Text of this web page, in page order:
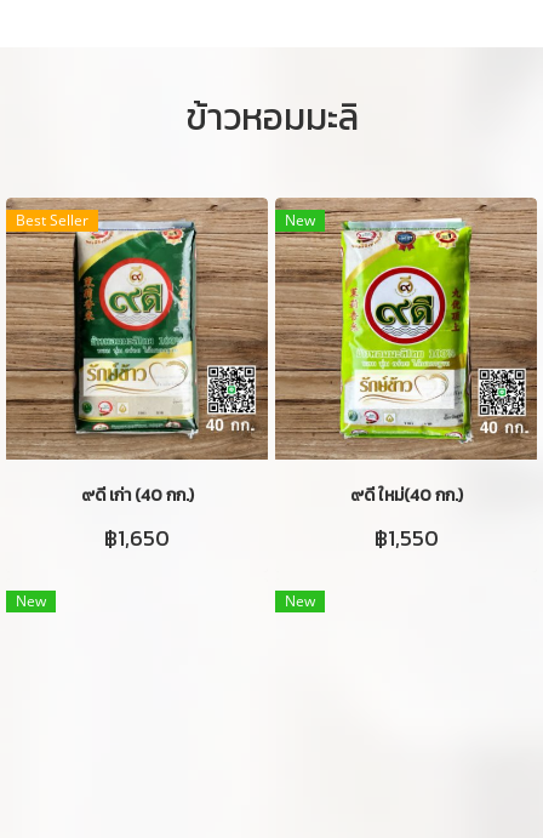
ข้าวหอมมะลิ
Best Seller
๙ดี เก่า (40 กก.)
฿1,650
New
๙ดี ใหม่(40 กก.)
฿1,550
New New